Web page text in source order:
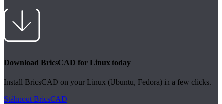
Download BricsCAD for Linux today
Install BricsCAD on your Linux (Ubuntu, Fedora) in a few clicks.
Stáhnout BricsCAD